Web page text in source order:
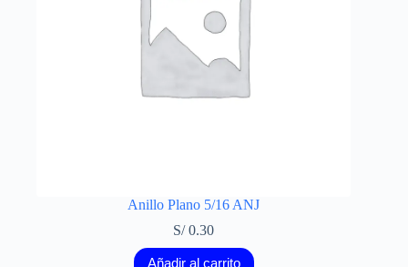
Anillo Plano 5/16 ANJ
S/0.30
Añadir al carrito